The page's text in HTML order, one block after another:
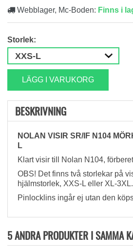
Webblager, Mc-Boden: Finns i
Storlek:
LÄGG I VARUKORG
BESKRIVNING
NOLAN VISIR SR/IF N104
L
Klart visir till Nolan N104,
OBS! Det finns två storlekar på
hjälmstorlek, XXS-L eller XL-3XL.
Pinlocklins ingår ej utan den
5 ANDRA PRODUKTER I SAMMA